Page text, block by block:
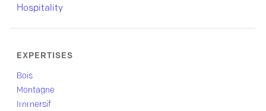
Hospitality
EXPERTISES
Bois
Montagne
Immersif